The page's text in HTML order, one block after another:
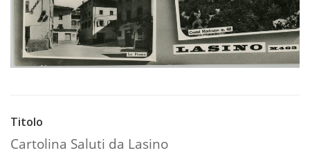
Titolo
Cartolina Saluti da Lasino